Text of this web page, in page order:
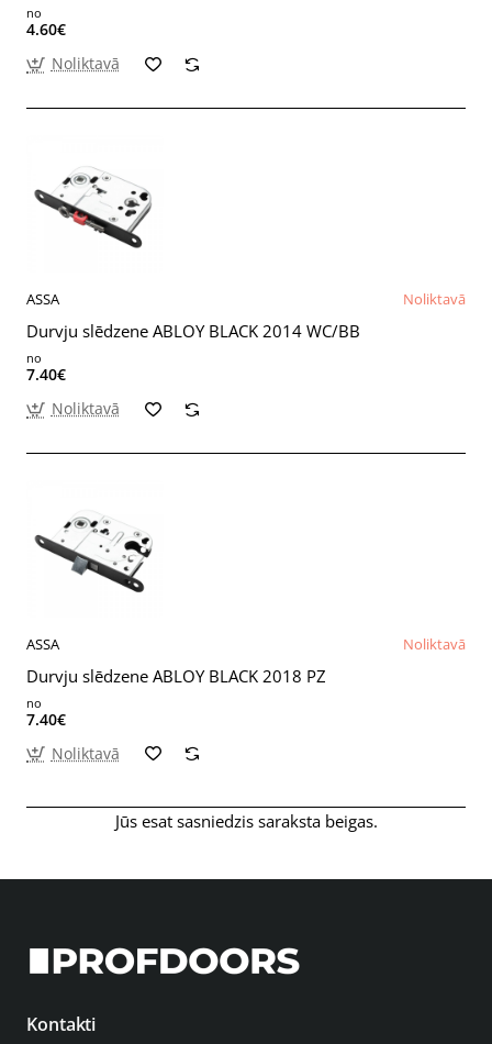
no
4.60€
Noliktavā
ASSA Noliktavā
Durvju slēdzene ABLOY BLACK 2014 WC/BB
no
7.40€
Noliktavā
ASSA Noliktavā
Durvju slēdzene ABLOY BLACK 2018 PZ
no
7.40€
Noliktavā
Jūs esat sasniedzis saraksta beigas.
Kontakti